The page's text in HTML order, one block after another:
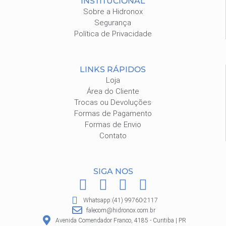
Sobre a Hidronox
Segurança
Política de Privacidade
LINKS RÁPIDOS
Loja
Área do Cliente
Trocas ou Devoluções
Formas de Pagamento
Formas de Envio
Contato
SIGA NOS
F
a
c
I
n
s
P
i
n
W
h
a
Whatsapp:(41) 99760-2117
falecom@hidronox.com.br
Avenida Comendador Franco, 4185 - Curitiba | PR